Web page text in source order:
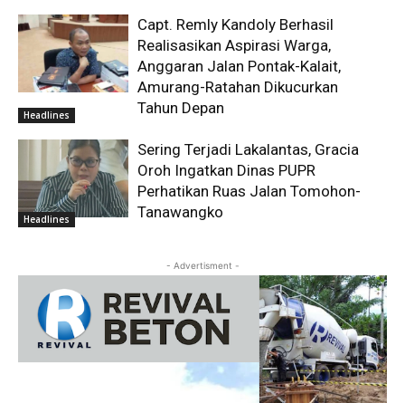
Headlines
Capt. Remly Kandoly Berhasil
Realisasikan Aspirasi Warga,
Anggaran Jalan Pontak-Kalait,
Amurang-Ratahan Dikucurkan
Tahun Depan
Headlines
Sering Terjadi Lakalantas, Gracia
Oroh Ingatkan Dinas PUPR
Perhatikan Ruas Jalan Tomohon-
Tanawangko
- Advertisment -